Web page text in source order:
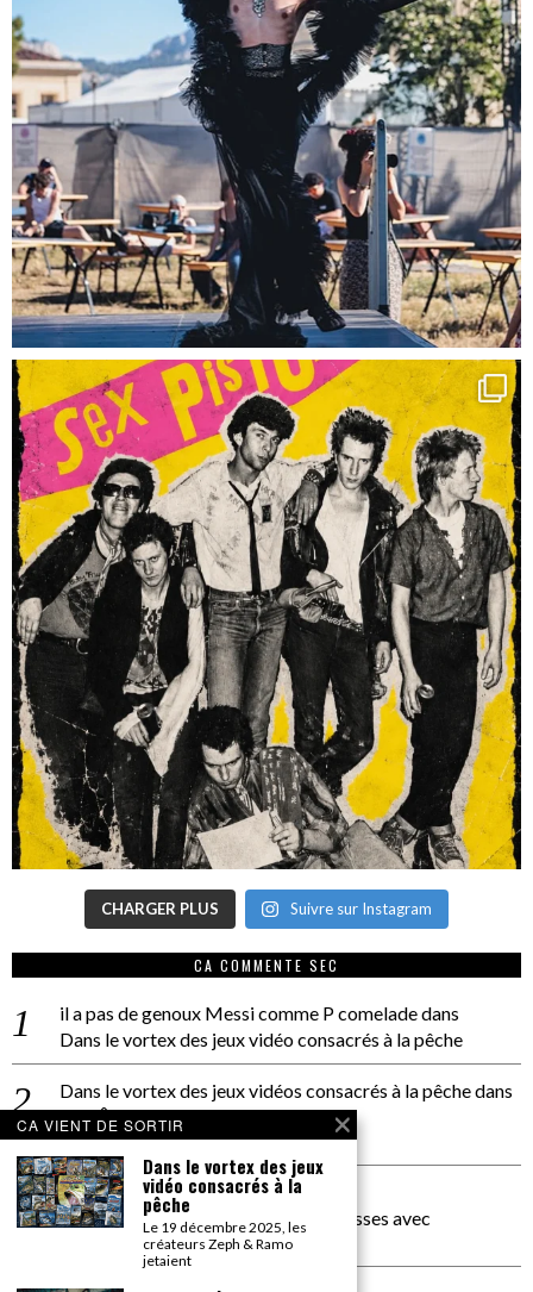
CHARGER PLUS Suivre sur Instagram
CA COMMENTE SEC
il a pas de genoux Messi comme P comeladedans
Dans le vortex des jeux vidéo consacrés à la pêche
Dans le vortex des jeux vidéos consacrés à la pêchedans
PACÔME THIELLEMENT
La séance d’Hip Gnose
La Patrie
dans
On a parlé Dolce Vita et lutte des classes avec
Bernardino Femminielli
CA VIENT DE SORTIR
Dans le vortex des jeux
vidéo consacrés à la
pêche
Le 19 décembre 2025, les
créateurs Zeph & Ramo
jetaient